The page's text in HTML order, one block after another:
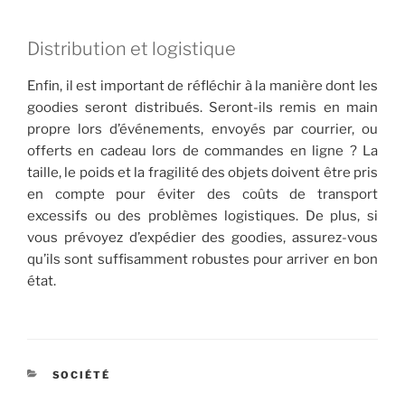
Distribution et logistique
Enfin, il est important de réfléchir à la manière dont les
goodies seront distribués. Seront-ils remis en main
propre lors d’événements, envoyés par courrier, ou
offerts en cadeau lors de commandes en ligne ? La
taille, le poids et la fragilité des objets doivent être pris
en compte pour éviter des coûts de transport
excessifs ou des problèmes logistiques. De plus, si
vous prévoyez d’expédier des goodies, assurez-vous
qu’ils sont suffisamment robustes pour arriver en bon
état.
CATÉGORIES
SOCIÉTÉ